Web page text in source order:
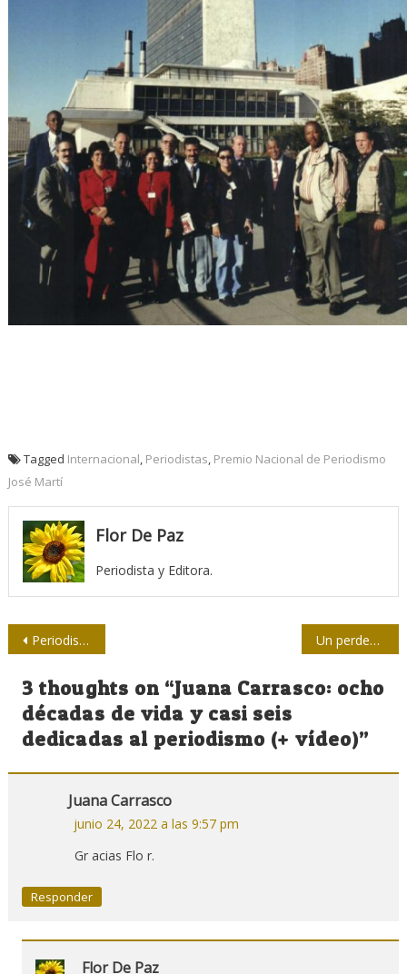
Tagged Internacional, Periodistas, Premio Nacional de Periodismo
José Martí
Flor De Paz
Periodista y Editora.
Navegación
de
entradas
Periodistas cubanos agasajados por sindicato nacional de cultura Un perdedor de sus propias apuestas
3 thoughts on “Juana Carrasco: ocho
décadas de vida y casi seis
dedicadas al periodismo (+ vídeo)”
Juana Carrasco
junio 24, 2022 a las 9:57 pm
Gr acias Flo r.
Responder
Flor De Paz